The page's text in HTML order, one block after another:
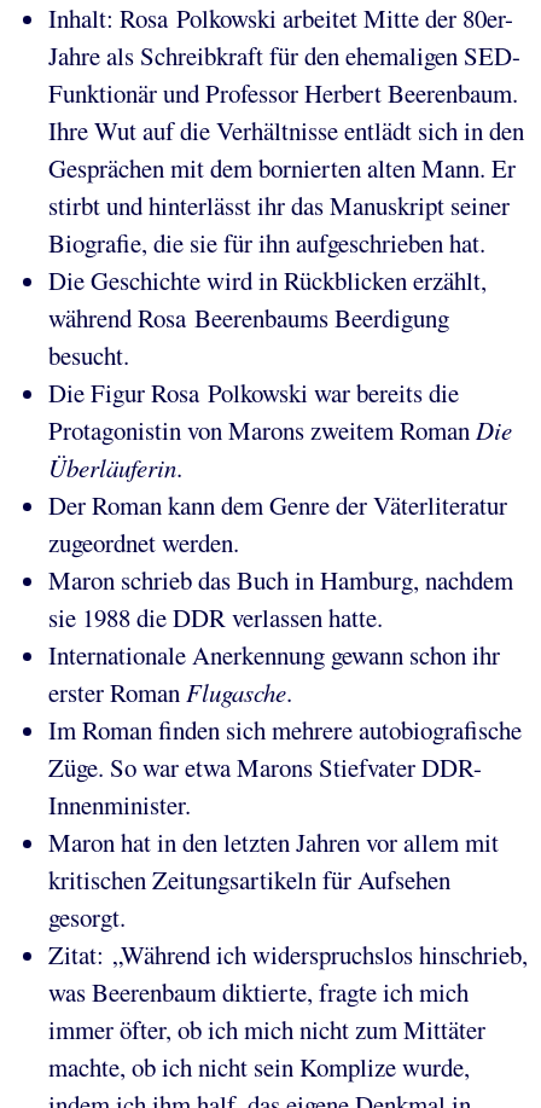
Inhalt: Rosa Polkowski arbeitet Mitte der 80er-
Jahre als Schreibkraft für den ehemaligen SED-
Funktionär und Professor Herbert Beerenbaum.
Ihre Wut auf die Verhältnisse entlädt sich in den
Gesprächen mit dem bornierten alten Mann. Er
stirbt und hinterlässt ihr das Manuskript seiner
Biografie, die sie für ihn aufgeschrieben hat.
Die Geschichte wird in Rückblicken erzählt,
während Rosa Beerenbaums Beerdigung
besucht.
Die Figur Rosa Polkowski war bereits die
Protagonistin von Marons zweitem RomanDie
Überläuferin.
Der Roman kann dem Genre der Väterliteratur
zugeordnet werden.
Maron schrieb das Buch in Hamburg, nachdem
sie 1988 die DDR verlassen hatte.
Internationale Anerkennung gewann schon ihr
erster RomanFlugasche.
Im Roman finden sich mehrere autobiografische
Züge. So war etwa Marons Stiefvater DDR-
Innenminister.
Maron hat in den letzten Jahren vor allem mit
kritischen Zeitungsartikeln für Aufsehen
gesorgt.
Zitat: „Während ich widerspruchslos hinschrieb,
was Beerenbaum diktierte, fragte ich mich
immer öfter, ob ich mich nicht zum Mittäter
machte, ob ich nicht sein Komplize wurde,